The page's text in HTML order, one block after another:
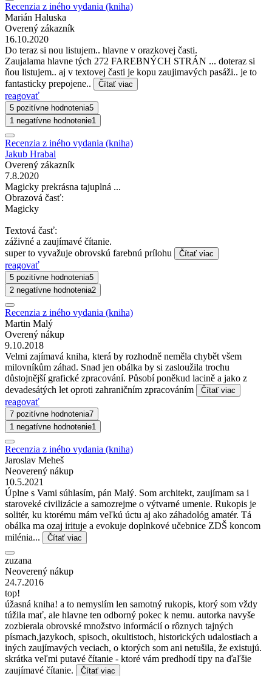
Recenzia z iného vydania (kniha)
Marián Haluska
Overený zákazník
16.10.2020
Do teraz si nou listujem.. hlavne v orazkovej časti.
Zaujalama hlavne tých 272 FAREBNÝCH STRÁN ... doteraz si
ňou listujem.. aj v textovej časti je kopu zaujimavých pasáži.. je to
fantasticky prepojene..
Čítať viac
reagovať
5 pozitívne hodnotenia5
1 negatívne hodnotenie1
Recenzia z iného vydania (kniha)
Jakub Hrabal
Overený zákazník
7.8.2020
Magicky prekrásna tajuplná ...
Obrazová časť:
Magicky
Textová časť:
záživné a zaujímavé čítanie.
super to vyvažuje obrovskú farebnú prílohu
Čítať viac
reagovať
5 pozitívne hodnotenia5
2 negatívne hodnotenia2
Recenzia z iného vydania (kniha)
Martin Malý
Overený nákup
9.10.2018
Velmi zajímavá kniha, která by rozhodně neměla chybět všem
milovníkům záhad. Snad jen obálka by si zasloužila trochu
důstojnější grafické zpracování. Působí poněkud lacině a jako z
devadesátých let oproti zahraničním zpracováním
Čítať viac
reagovať
7 pozitívne hodnotenia7
1 negatívne hodnotenie1
Recenzia z iného vydania (kniha)
Jaroslav Meheš
Neoverený nákup
10.5.2021
Úplne s Vami súhlasím, pán Malý. Som architekt, zaujímam sa i
staroveké civilizácie a samozrejme o výtvarné umenie. Rukopis je
solitér, ku ktorému mám veľkú úctu aj ako záhadológ amatér. Tá
obálka ma ozaj irituje a evokuje doplnkové učebnice ZDŠ koncom
milénia...
Čítať viac
zuzana
Neoverený nákup
24.7.2016
top!
úžasná kniha! a to nemyslím len samotný rukopis, ktorý som vždy
túžila mať, ale hlavne ten odborný pokec k nemu. autorka navyše
zozbierala obrovské množstvo informácií o rôznych tajných
písmach,jazykoch, spisoch, okultistoch, historických udalostiach a
iných zaujímavých veciach, o ktorých som ani netušila, že existujú.
skrátka veľmi putavé čítanie - ktoré vám predhodí tipy na ďaľšie
zaujímavé čítanie.
Čítať viac